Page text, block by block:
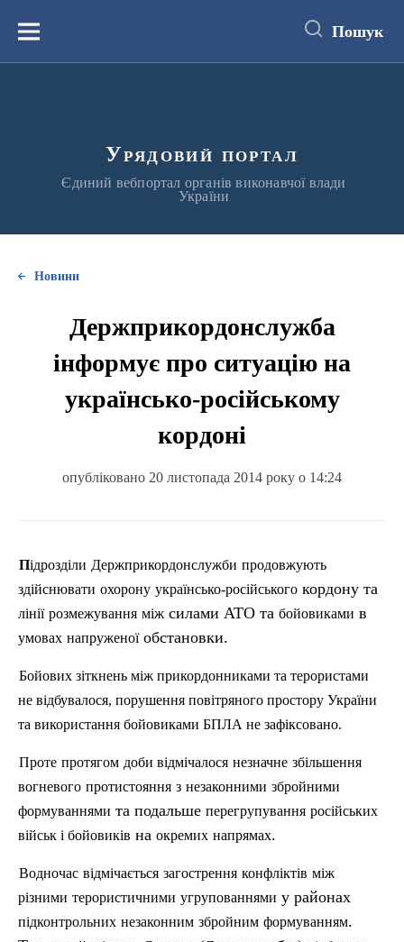
вмістуМеню Пошук
Урядовий портал
Єдиний вебпортал органів виконавчої влади
України
Новини
Держприкордонслужба
інформує про ситуацію на
українсько-російському
кордоні
опубліковано 20 листопада 2014 року о 14:24
Підрозділи Держприкордонслужби продовжують
здійснювати охорону українсько-російського кордону та
лінії розмежування між силами АТО та бойовиками в
умовах напруженоїобстановки.
Бойових зіткнень між прикордонниками та терористами
не відбувалося, порушення повітряного простору України
та використання бойовиками БПЛА не зафіксовано.
Проте протягом доби відмічалося незначне збільшення
вогневого протистояння з незаконними збройними
формуваннями та подальше перегрупування російських
військ і бойовиків на окремих напрямах.
Водночас відмічається загострення конфліктів між
різними терористичними угрупованнями у районах
підконтрольних незаконним збройним формуванням.